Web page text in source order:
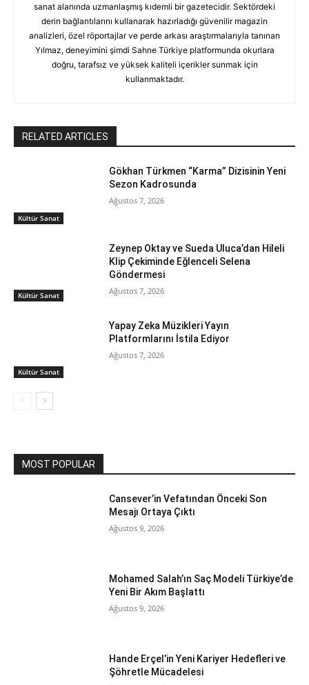
sanat alanında uzmanlaşmış kıdemli bir gazetecidir. Sektördeki
derin bağlantılarını kullanarak hazırladığı güvenilir magazin
analizleri, özel röportajlar ve perde arkası araştırmalarıyla tanınan
Yılmaz, deneyimini şimdi Sahne Türkiye platformunda okurlara
doğru, tarafsız ve yüksek kaliteli içerikler sunmak için
kullanmaktadır.
RELATED ARTICLES
Kültür Sanat
Gökhan Türkmen “Karma” Dizisinin Yeni
Sezon Kadrosunda
Ağustos 7, 2026
Kültür Sanat
Zeynep Oktay ve Sueda Uluca’dan Hileli
Klip Çekiminde Eğlenceli Selena
Göndermesi
Ağustos 7, 2026
Kültür Sanat
Yapay Zeka Müzikleri Yayın
Platformlarını İstila Ediyor
Ağustos 7, 2026
MOST POPULAR
Cansever’in Vefatından Önceki Son
Mesajı Ortaya Çıktı
Ağustos 9, 2026
Mohamed Salah’ın Saç Modeli Türkiye’de
Yeni Bir Akım Başlattı
Ağustos 9, 2026
Hande Erçel’in Yeni Kariyer Hedefleri ve
Şöhretle Mücadelesi